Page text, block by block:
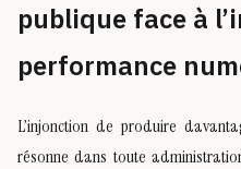
publique face à
performance
L’injonction de produire
résonne dans toute